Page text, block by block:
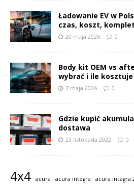
Ładowanie EV w
czas, koszt,
20 maja 2026 0
Body kit OEM vs
wybrać i ile kosztuje
7 maja 2026 0
Gdzie kupić
dostawa
23 listopada 2022 0
4x4 acura acura integra acura integra